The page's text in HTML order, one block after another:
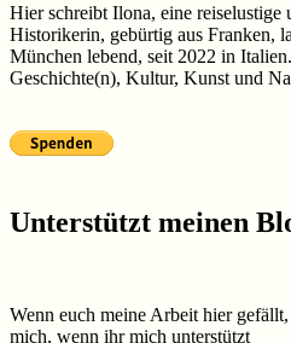
Hier schreibt Ilona, eine reiselustige
Historikerin, gebürtig aus Franken,
München lebend, seit 2022 in
Geschichte(n), Kultur, Kunst und
Unterstützt meinen
Wenn euch meine Arbeit hier
mich, wenn ihr mich unterstützt